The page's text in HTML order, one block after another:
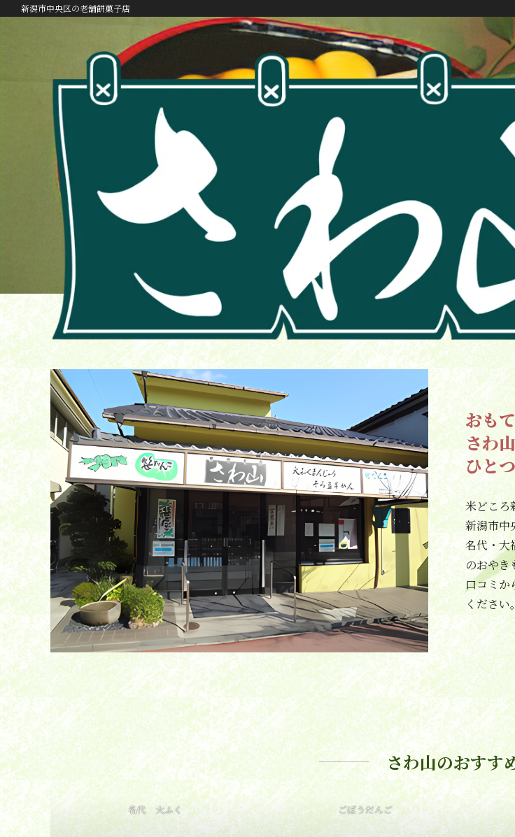
新潟市中央区の老舗餅菓子店
おも
さわ
ひと
米どころ
新潟市中
名代・大
のおやき
口コミか
ください。
さわ山のおすす
名代 大ふく ごぼうだんご